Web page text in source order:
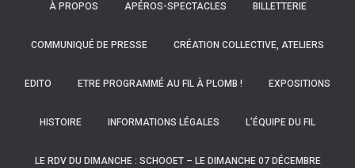
À PROPOS APÉROS-SPECTACLES BILLETTERIE
COMMUNIQUÉ DE PRESSE CRÉATION COLLECTIVE, ATELIERS
EDITO ETRE PROGRAMMÉ AU FIL À PLOMB ! EXPOSITIONS
HISTOIRE INFORMATIONS LÉGALES L’ÉQUIPE DU FIL
LE RDV DU DIMANCHE : SCHOOET – LE DIMANCHE 07 DÉCEMBRE